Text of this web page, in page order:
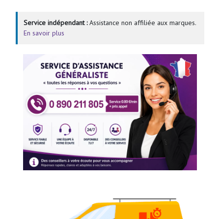
Service indépendant :Assistance non affiliée aux marques.
En savoir plus